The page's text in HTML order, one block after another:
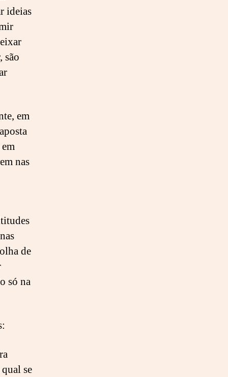
ideias
são
em
nas
de
só na
se